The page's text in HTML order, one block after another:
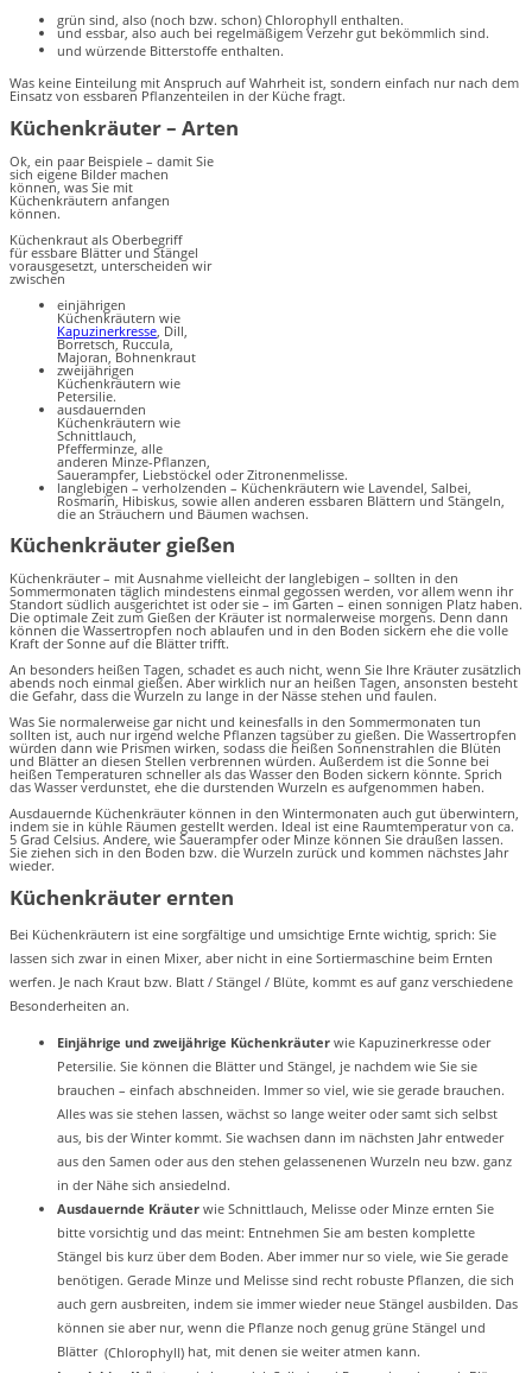
grün sind, also (noch bzw. schon) Chlorophyll enthalten.
und essbar, also auch bei regelmäßigem Verzehr gut bekömmlich sind.
und würzende Bitterstoffe enthalten.
Was keine Einteilung mit Anspruch auf Wahrheit ist, sondern einfach nur nach dem
Einsatz von essbaren Pflanzenteilen in der Küche fragt.
Küchenkräuter – Arten
Ok, ein paar Beispiele – damit Sie
sich eigene Bilder machen
können, was Sie mit
Küchenkräutern anfangen
können.
Küchenkraut als Oberbegriff
für essbare Blätter und Stängel
vorausgesetzt, unterscheiden wir
zwischen
einjährigen
Küchenkräutern wie
Kapuzinerkresse , Dill,
Borretsch, Ruccula,
Majoran, Bohnenkraut
zweijährigen
Küchenkräutern wie
Petersilie.
ausdauernden
Küchenkräutern wie
Schnittlauch,
Pfefferminze, alle
anderen Minze-Pflanzen,
Sauerampfer, Liebstöckel oder Zitronenmelisse.
langlebigen – verholzenden – Küchenkräutern wie Lavendel, Salbei,
Rosmarin, Hibiskus, sowie allen anderen essbaren Blättern und Stängeln,
die an Sträuchern und Bäumen wachsen.
Küchenkräuter gießen
Küchenkräuter – mit Ausnahme vielleicht der langlebigen – sollten in den
Sommermonaten täglich mindestens einmal gegossen werden, vor allem wenn ihr
Standort südlich ausgerichtet ist oder sie – im Garten – einen sonnigen Platz haben.
Die optimale Zeit zum Gießen der Kräuter ist normalerweise morgens. Denn dann
können die Wassertropfen noch ablaufen und in den Boden sickern ehe die volle
Kraft der Sonne auf die Blätter trifft.
An besonders heißen Tagen, schadet es auch nicht, wenn Sie Ihre Kräuter zusätzlich
abends noch einmal gießen. Aber wirklich nur an heißen Tagen, ansonsten besteht
die Gefahr, dass die Wurzeln zu lange in der Nässe stehen und faulen.
Was Sie normalerweise gar nicht und keinesfalls in den Sommermonaten tun
sollten ist, auch nur irgend welche Pflanzen tagsüber zu gießen. Die Wassertropfen
würden dann wie Prismen wirken, sodass die heißen Sonnenstrahlen die Blüten
und Blätter an diesen Stellen verbrennen würden. Außerdem ist die Sonne bei
heißen Temperaturen schneller als das Wasser den Boden sickern könnte. Sprich
das Wasser verdunstet, ehe die durstenden Wurzeln es aufgenommen haben.
Ausdauernde Küchenkräuter können in den Wintermonaten auch gut überwintern,
indem sie in kühle Räumen gestellt werden. Ideal ist eine Raumtemperatur von ca.
5 Grad Celsius. Andere, wie Sauerampfer oder Minze können Sie draußen lassen.
Sie ziehen sich in den Boden bzw. die Wurzeln zurück und kommen nächstes Jahr
wieder.
Küchenkräuter ernten
Bei Küchenkräutern ist eine sorgfältige und umsichtige Ernte wichtig, sprich: Sie
lassen sich zwar in einen Mixer, aber nicht in eine Sortiermaschine beim Ernten
werfen. Je nach Kraut bzw. Blatt / Stängel / Blüte, kommt es auf ganz verschiedene
Besonderheiten an.
Einjährige und zweijährige Küchenkräuter wie Kapuzinerkresse oder
Petersilie. Sie können die Blätter und Stängel, je nachdem wie Sie sie
brauchen – einfach abschneiden. Immer so viel, wie sie gerade brauchen.
Alles was sie stehen lassen, wächst so lange weiter oder samt sich selbst
aus, bis der Winter kommt. Sie wachsen dann im nächsten Jahr entweder
aus den Samen oder aus den stehen gelassenenen Wurzeln neu bzw. ganz
in der Nähe sich ansiedelnd.
Ausdauernde Kräuter wie Schnittlauch, Melisse oder Minze ernten Sie
bitte vorsichtig und das meint: Entnehmen Sie am besten komplette
Stängel bis kurz über dem Boden. Aber immer nur so viele, wie Sie gerade
benötigen. Gerade Minze und Melisse sind recht robuste Pflanzen, die sich
auch gern ausbreiten, indem sie immer wieder neue Stängel ausbilden. Das
können sie aber nur, wenn die Pflanze noch genug grüne Stängel und
Blätter (Chlorophyll) hat, mit denen sie weiter atmen kann.